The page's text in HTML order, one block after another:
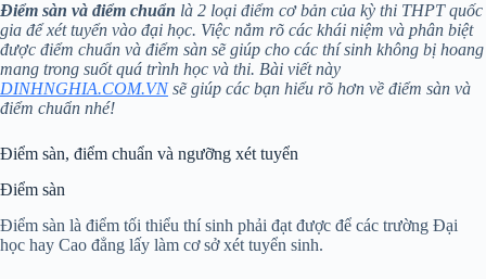
Điểm sàn và điểm chuẩn là 2 loại điểm cơ bản của kỳ thi THPT quốc
gia để xét tuyển vào đại học. Việc nắm rõ các khái niệm và phân biệt
được điểm chuẩn và điểm sàn sẽ giúp cho các thí sinh không bị hoang
mang trong suốt quá trình học và thi. Bài viết này
DINHNGHIA.COM.VNsẽ giúp các bạn hiểu rõ hơn về điểm sàn và
điểm chuẩn nhé!
Điểm sàn, điểm chuẩn và ngưỡng xét tuyển
Điểm sàn
Điểm sàn là điểm tối thiểu thí sinh phải đạt được để các trường Đại
học hay Cao đẳng lấy làm cơ sở xét tuyển sinh.